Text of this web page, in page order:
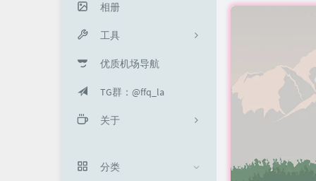
相册
工具
工具箱
音乐解锁
URL短连接
优质机场导航
TG群：@ffq_la
关于
分类